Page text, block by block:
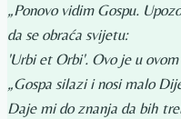
„Ponovo vidim Gospu.
da se obraća svijetu:
'Urbi et Orbi'. Ovo je u
„Gospa silazi i nosi malo
Daje mi do znanja da bih